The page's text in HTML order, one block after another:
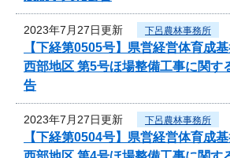
2023年7月27日更新 下呂農林事務所
【下経第0505号】県営経営体育成
西部地区 第5号ほ場整備工事に関す
告
2023年7月27日更新 下呂農林事務所
【下経第0504号】県営経営体育成